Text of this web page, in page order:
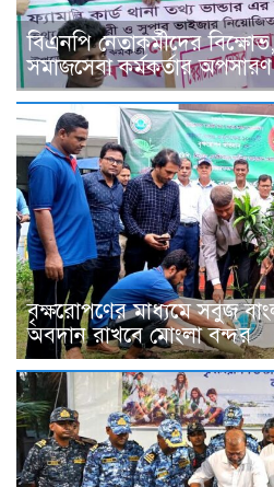
বিএনপি নেতাকর্মীদের
সমাজসেবা কর্মকর্তার অপসারণ
বৃক্ষরোপণের মাধ্যমে সবুজ
অবদান রাখবে মোংলা বন্দর